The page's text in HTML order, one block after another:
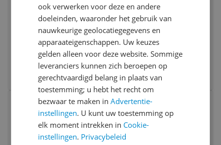
Sandberg HDMI 2.0 kabel 2m zwart
€ 7,47 -18%
Bekijk meer informatie
Vergelijken
Bekijk product
ook verwerken voor deze en andere
doeleinden, waaronder het gebruik van
nauwkeurige geolocatiegegevens en
apparaateigenschappen. Uw keuzes
gelden alleen voor deze website. Sommige
leveranciers kunnen zich beroepen op
gerechtvaardigd belang in plaats van
toestemming; u hebt het recht om
bezwaar te maken inAdvertentie-
instellingen. U kunt uw toestemming op
elk moment intrekken in Cookie-
instellingen. Privacybeleid